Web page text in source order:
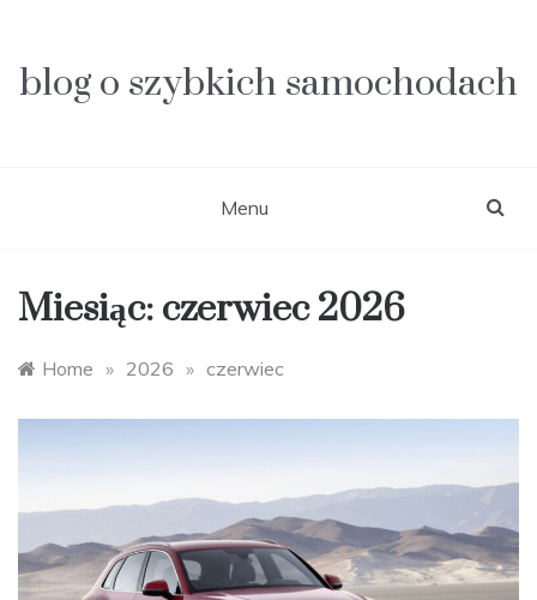
content
blog o szybkich samochodach
Menu
Miesiąc: czerwiec 2026
Home » 2026 » czerwiec